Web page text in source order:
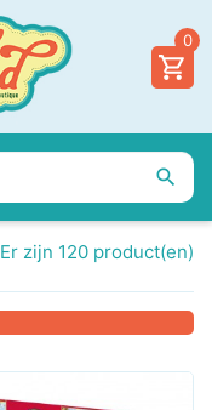
0

Er zijn 120 product(en)